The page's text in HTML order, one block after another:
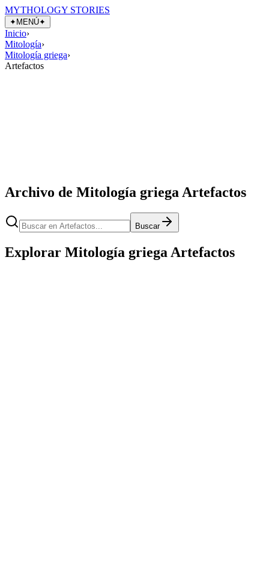
MYTHOLOGY STORIES
✦ MENÚ✦
Inicio›
Mitología›
Mitología griega›
Artefactos
Archivo de Mitología griega Artefactos
Buscar
Explorar Mitología griega Artefactos